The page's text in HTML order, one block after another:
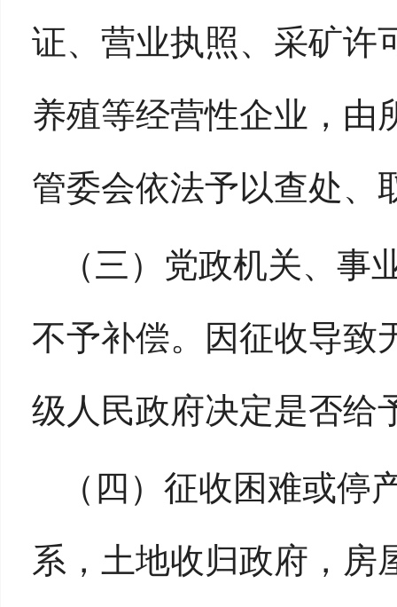
证、营业执照、采矿许
养殖等经营性企业，由
管委会依法予以查处、
（三）党政机关、
不予补偿。因征收导致
级人民政府决定是否给
（四）征收困难或
系，土地收归政府，房